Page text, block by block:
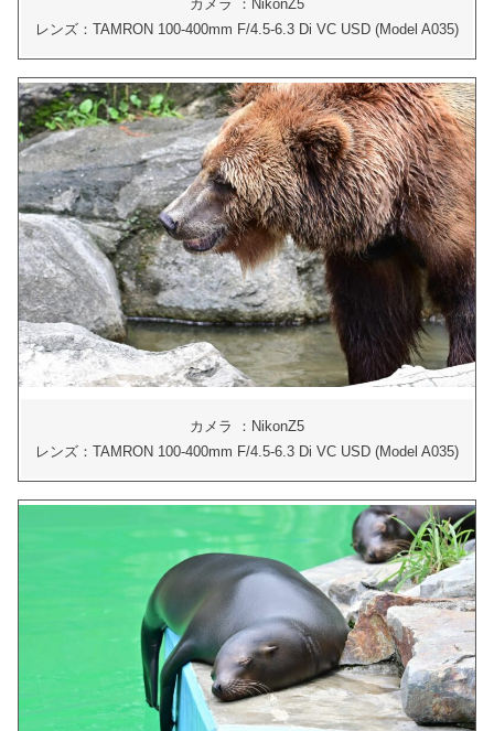
カメラ ：NikonZ5
レンズ：TAMRON 100-400mm F/4.5-6.3 Di VC USD (Model A035)
カメラ ：NikonZ5
レンズ：TAMRON 100-400mm F/4.5-6.3 Di VC USD (Model A035)